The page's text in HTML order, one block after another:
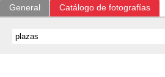
General Catálogo de fotografías